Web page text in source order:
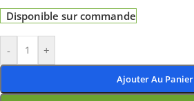
Disponible sur commande
- +
Ajouter Au Panier